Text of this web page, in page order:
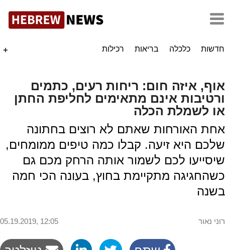
+ חדשות כלכלה בריאות רכילות
אוף, איזה חום: ריחות רעים, כתמים
ורטיבות אינם מתאימים לחליפת החתן
או לשמלת הכלה
אחת האורחות שאתם לא רוצים בחתונה
שלכם היא זיעה. קבלו כמה טיפים ממומחים,
שיסייעו לכם לשמור אותה הרחק מכם גם
כשהחגיגה מתקיימת בחוץ, בעונה הכי חמה
בשנה
05.19.2019, 12:05 רוני נאור